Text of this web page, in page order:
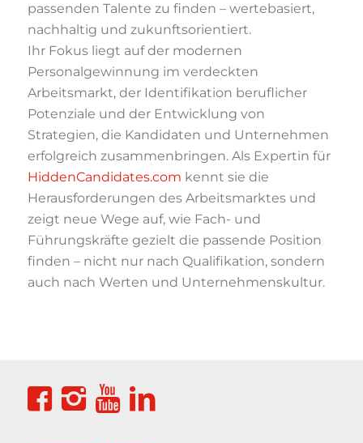
passenden Talente zu finden – wertebasiert,
nachhaltig und zukunftsorientiert.
Ihr Fokus liegt auf der modernen
Personalgewinnung im verdeckten
Arbeitsmarkt, der Identifikation beruflicher
Potenziale und der Entwicklung von
Strategien, die Kandidaten und Unternehmen
erfolgreich zusammenbringen. Als Expertin für
HiddenCandidates.com kennt sie die
Herausforderungen des Arbeitsmarktes und
zeigt neue Wege auf, wie Fach- und
Führungskräfte gezielt die passende Position
finden – nicht nur nach Qualifikation, sondern
auch nach Werten und Unternehmenskultur.